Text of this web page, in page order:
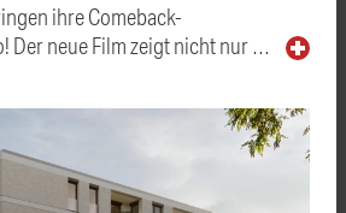
ihre Comeback-
Der neue Film zeigt nicht nur …